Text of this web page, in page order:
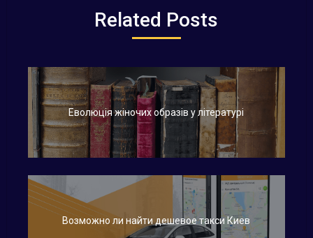
Related Posts
Еволюція жіночих образів у літературі
Возможно ли найти дешевое такси Киев